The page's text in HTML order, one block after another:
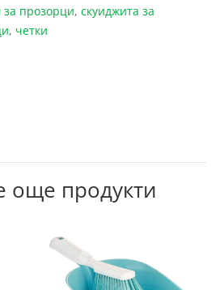
прозорци, скуиджита за
, четки
още продукти